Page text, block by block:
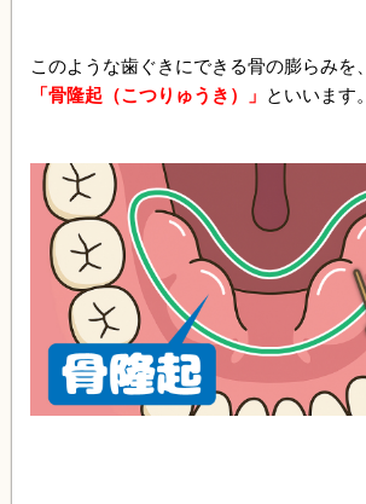
このような歯ぐきにできる骨の膨らみを、
「骨隆起（こつりゅうき）」 といいます。